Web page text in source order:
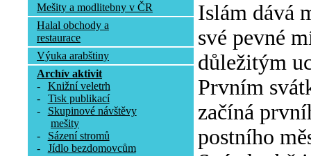
Mešity a modlitebny v ČR
Halal obchody a
restaurace
Výuka arabštiny
Archív aktivit
-
Knižní veletrh
-
Tisk publikací
-
Skupinové návštěvy
mešity
-
Sázení stromů
-
Jídlo bezdomovcům
Islám dává
své pevné
důležitým
Prvním
začíná
postního